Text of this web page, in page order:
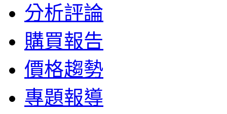
分析評論
購買報告
價格趨勢
專題報導